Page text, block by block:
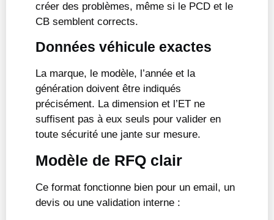
créer des problèmes, même si le PCD et le
CB semblent corrects.
Données véhicule exactes
La marque, le modèle, l’année et la
génération doivent être indiqués
précisément. La dimension et l’ET ne
suffisent pas à eux seuls pour valider en
toute sécurité une jante sur mesure.
Modèle de RFQ clair
Ce format fonctionne bien pour un email, un
devis ou une validation interne :